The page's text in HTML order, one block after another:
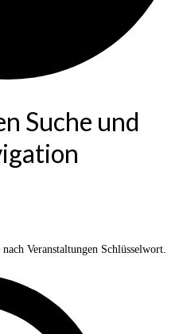
Suche und
Veranstaltungen Schlüsselwort.